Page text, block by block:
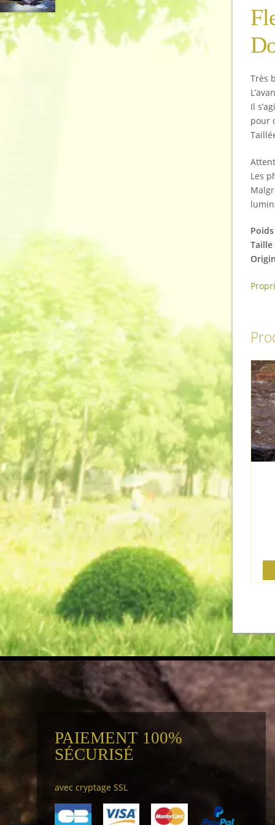
Très
Il
pour
Les
Taille
PAIEMENT 100%
SÉCURISÉ
avec cryptage SSL